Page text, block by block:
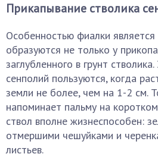
Прикапывание стволика
Особенностью фиалки
образуются не только у
заглубленного в грунт
сенполий пользуются, когда
земли не более, чем на 1-2 см.
напоминает пальму на
ствол вполне жизнеспособен:
отмершими чешуйками и
листьев.